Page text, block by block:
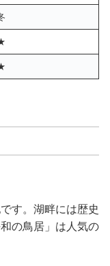
す。湖畔には歴史
の鳥居」は人気の